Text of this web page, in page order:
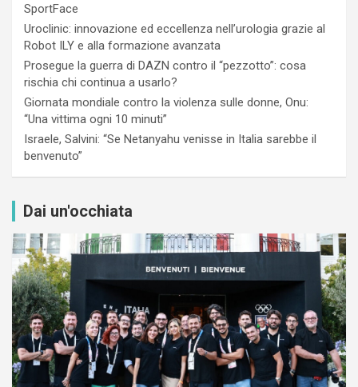
SportFace
Uroclinic: innovazione ed eccellenza nell’urologia grazie al
Robot ILY e alla formazione avanzata
Prosegue la guerra di DAZN contro il “pezzotto”: cosa
rischia chi continua a usarlo?
Giornata mondiale contro la violenza sulle donne, Onu:
“Una vittima ogni 10 minuti”
Israele, Salvini: “Se Netanyahu venisse in Italia sarebbe il
benvenuto”
Dai un'occhiata